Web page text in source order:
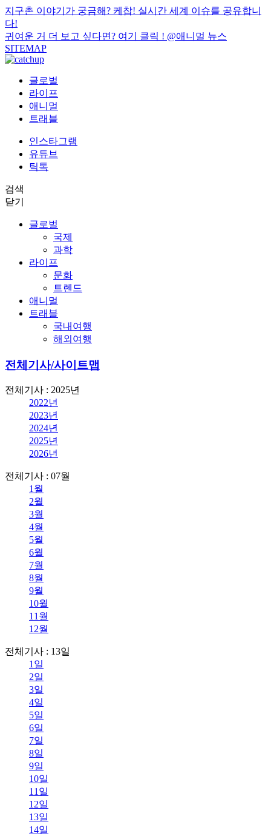
지구촌 이야기가 궁금해? 케찹! 실시간 세계 이슈를 공유합니
다!
귀여운 거 더 보고 싶다면? 여기 클릭 ! @애니멀 뉴스
SITEMAP
글로벌
라이프
애니멀
트래블
인스타그램
유튜브
틱톡
검색
닫기
글로벌
국제
과학
라이프
문화
트렌드
애니멀
트래블
국내여행
해외여행
전체기사/사이트맵
전체기사 : 2025년
2022년
2023년
2024년
2025년
2026년
전체기사 : 07월
1월
2월
3월
4월
5월
6월
7월
8월
9월
10월
11월
12월
전체기사 : 13일
1일
2일
3일
4일
5일
6일
7일
8일
9일
10일
11일
12일
13일
14일